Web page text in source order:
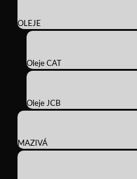
OLEJE
Oleje CAT
Oleje JCB
MAZIVÁ